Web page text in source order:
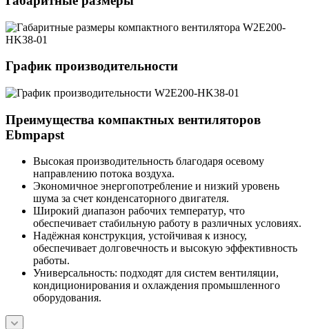
График производительности
Преимущества компактных вентиляторов
Ebmpapst
Высокая производительность благодаря осевому
направлению потока воздуха.
Экономичное энергопотребление и низкий уровень
шума за счет конденсаторного двигателя.
Широкий диапазон рабочих температур, что
обеспечивает стабильную работу в различных условиях.
Надёжная конструкция, устойчивая к износу,
обеспечивает долговечность и высокую эффективность
работы.
Универсальность: подходят для систем вентиляции,
кондиционирования и охлаждения промышленного
оборудования.